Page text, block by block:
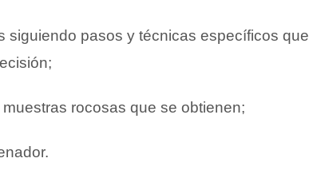
siguiendo pasos y técnicas específicos que
rocosas que se obtienen;